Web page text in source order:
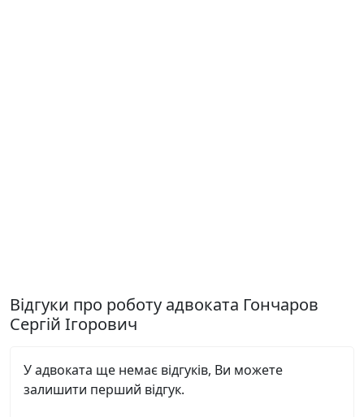
Відгуки про роботу адвоката Гончаров
Сергій Ігорович
У адвоката ще немає відгуків, Ви можете
залишити перший відгук.